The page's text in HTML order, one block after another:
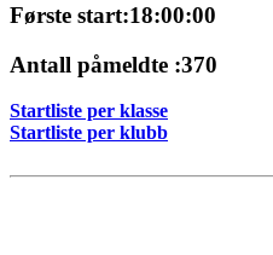
Første start:18:00:00
Antall påmeldte :370
Startliste per klasse
Startliste per klubb